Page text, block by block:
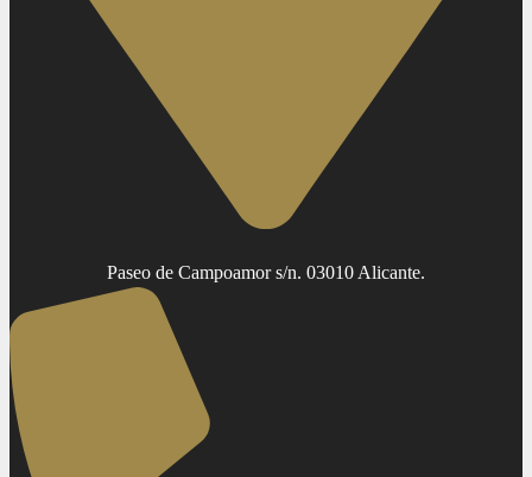
Paseo de Campoamor s/n. 03010 Alicante.